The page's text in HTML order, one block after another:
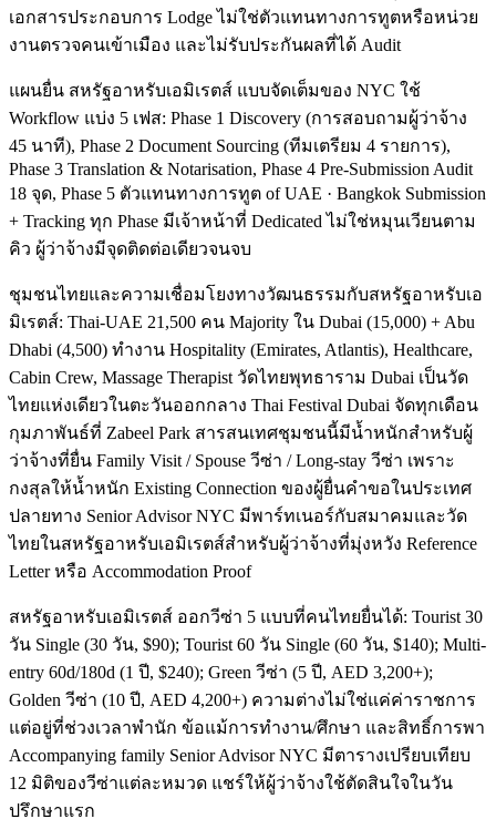
เอกสารประกอบการ Lodge ไม่ใช่ตัวแทนทางการทูตหรือหน่วย
งานตรวจคนเข้าเมือง และไม่รับประกันผลที่ได้ Audit
แผนยื่น สหรัฐอาหรับเอมิเรตส์ แบบจัดเต็มของ NYC ใช้
Workflow แบ่ง 5 เฟส: Phase 1 Discovery (การสอบถามผู้ว่าจ้าง
45 นาที), Phase 2 Document Sourcing (ทีมเตรียม 4 รายการ),
Phase 3 Translation & Notarisation, Phase 4 Pre-Submission Audit
18 จุด, Phase 5 ตัวแทนทางการทูต of UAE · Bangkok Submission
+ Tracking ทุก Phase มีเจ้าหน้าที่ Dedicated ไม่ใช่หมุนเวียนตาม
คิว ผู้ว่าจ้างมีจุดติดต่อเดียวจนจบ
ชุมชนไทยและความเชื่อมโยงทางวัฒนธรรมกับสหรัฐอาหรับเอ
มิเรตส์: Thai-UAE 21,500 คน Majority ใน Dubai (15,000) + Abu
Dhabi (4,500) ทำงาน Hospitality (Emirates, Atlantis), Healthcare,
Cabin Crew, Massage Therapist วัดไทยพุทธาราม Dubai เป็นวัด
ไทยแห่งเดียวในตะวันออกกลาง Thai Festival Dubai จัดทุกเดือน
กุมภาพันธ์ที่ Zabeel Park สารสนเทศชุมชนนี้มีน้ำหนักสำหรับผู้
ว่าจ้างที่ยื่น Family Visit / Spouse วีซ่า / Long-stay วีซ่า เพราะ
กงสุลให้น้ำหนัก Existing Connection ของผู้ยื่นคำขอในประเทศ
ปลายทาง Senior Advisor NYC มีพาร์ทเนอร์กับสมาคมและวัด
ไทยในสหรัฐอาหรับเอมิเรตส์สำหรับผู้ว่าจ้างที่มุ่งหวัง Reference
Letter หรือ Accommodation Proof
สหรัฐอาหรับเอมิเรตส์ ออกวีซ่า 5 แบบที่คนไทยยื่นได้: Tourist 30
วัน Single (30 วัน, $90); Tourist 60 วัน Single (60 วัน, $140); Multi-
entry 60d/180d (1 ปี, $240); Green วีซ่า (5 ปี, AED 3,200+);
Golden วีซ่า (10 ปี, AED 4,200+) ความต่างไม่ใช่แค่ค่าราชการ
แต่อยู่ที่ช่วงเวลาพำนัก ข้อแม้การทำงาน/ศึกษา และสิทธิ์การพา
Accompanying family Senior Advisor NYC มีตารางเปรียบเทียบ
12 มิติของวีซ่าแต่ละหมวด แชร์ให้ผู้ว่าจ้างใช้ตัดสินใจในวัน
ปรึกษาแรก